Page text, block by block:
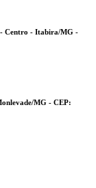
- Centro - Itabira/MG -
MG - CEP: